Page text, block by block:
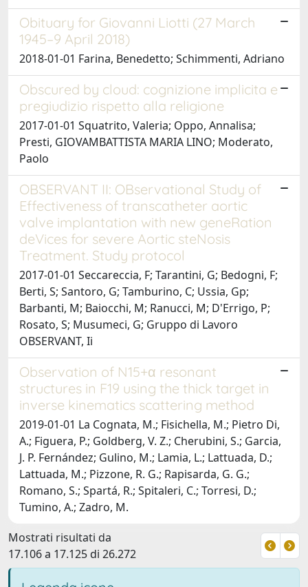
Obituary for Giovanni Liotti (27 March
1945–9 April 2018)
2018-01-01 Farina, Benedetto; Schimmenti, Adriano
Obscured by cloud: cognizione implicita e
pregiudizio rispetto alla religione
2017-01-01 Squatrito, Valeria; Oppo, Annalisa;
Presti, GIOVAMBATTISTA MARIA LINO; Moderato,
Paolo
OBSERVANT II: OBservational Study of
Effectiveness of transcatheter aortic
valve implantation with new geneRation
deVices for severe Aortic steNosis
Treatment. Study protocol
2017-01-01 Seccareccia, F; Tarantini, G; Bedogni, F;
Berti, S; Santoro, G; Tamburino, C; Ussia, Gp;
Barbanti, M; Baiocchi, M; Ranucci, M; D'Errigo, P;
Rosato, S; Musumeci, G; Gruppo di Lavoro
OBSERVANT, Ii
Observation of N15+α resonant
structures in F19 using the thick target in
inverse kinematics scattering method
2019-01-01 La Cognata, M.; Fisichella, M.; Pietro Di,
A.; Figuera, P.; Goldberg, V. Z.; Cherubini, S.; Garcia,
J. P. Fernández; Gulino, M.; Lamia, L.; Lattuada, D.;
Lattuada, M.; Pizzone, R. G.; Rapisarda, G. G.;
Romano, S.; Spartá, R.; Spitaleri, C.; Torresi, D.;
Tumino, A.; Zadro, M.
Mostrati risultati da
17.106 a 17.125 di 26.272